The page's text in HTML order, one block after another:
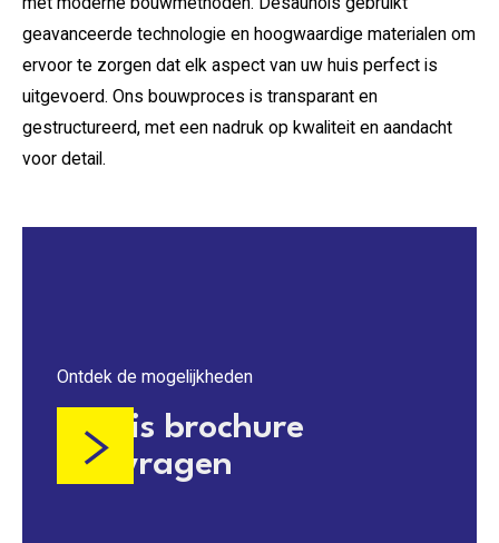
geavanceerde technologie en hoogwaardige materialen om
ervoor te zorgen dat elk aspect van uw huis perfect is
uitgevoerd. Ons bouwproces is transparant en
gestructureerd, met een nadruk op kwaliteit en aandacht
voor detail.
Ontdek de mogelijkheden
Gratis brochure
aanvragen